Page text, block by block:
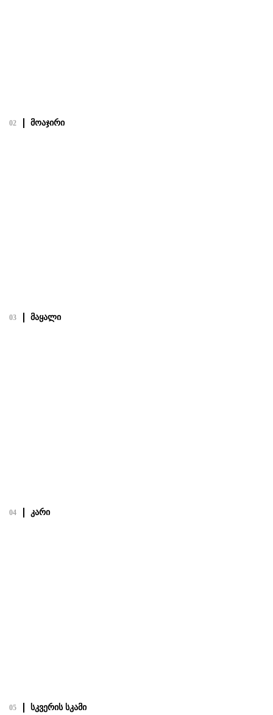
02 მოაჯირი
03 მაყალი
04 კარი
05 სკვერის სკამი